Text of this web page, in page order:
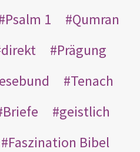
Psalm 1
Qumran
direkt
Prägung
Tenach
Briefe
geistlich
Faszination Bibel